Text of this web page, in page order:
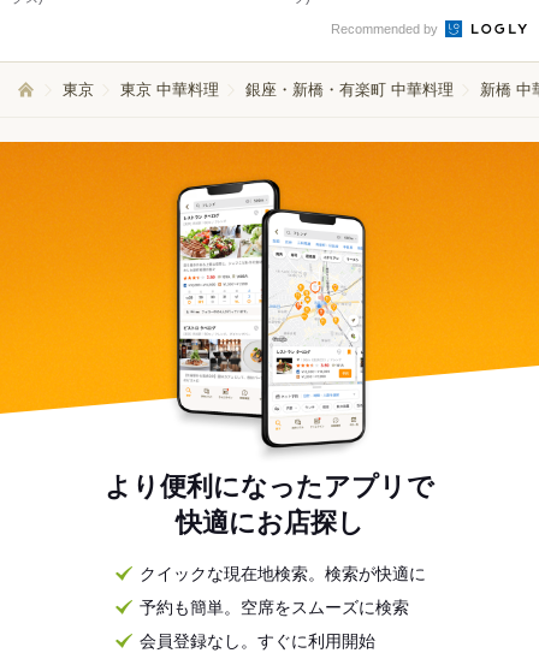
Recommended by
東京 東京 中華料理 銀座・新橋・有楽町 中華料理 新橋 中
より便利になったアプリで
快適にお店探し
クイックな現在地検索。検索が快適に
予約も簡単。空席をスムーズに検索
会員登録なし。すぐに利用開始